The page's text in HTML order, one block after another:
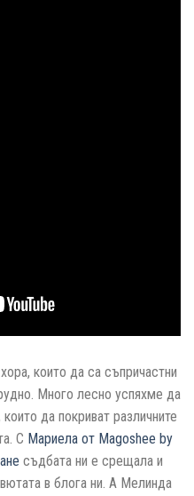
които да са съпричастни
Много лесно успяхме да
да покриват различните
С Мариела от Magoshee by
съдбата ни е срещала и
в блога ни. А Мелинда